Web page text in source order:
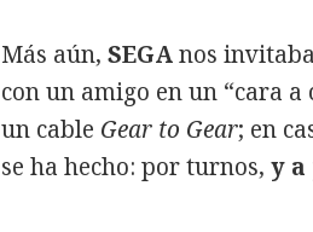
Más aún,SEGAnos
con un amigo en un “cara
un cable Gear to Gear; en
se ha hecho: por turnos,y